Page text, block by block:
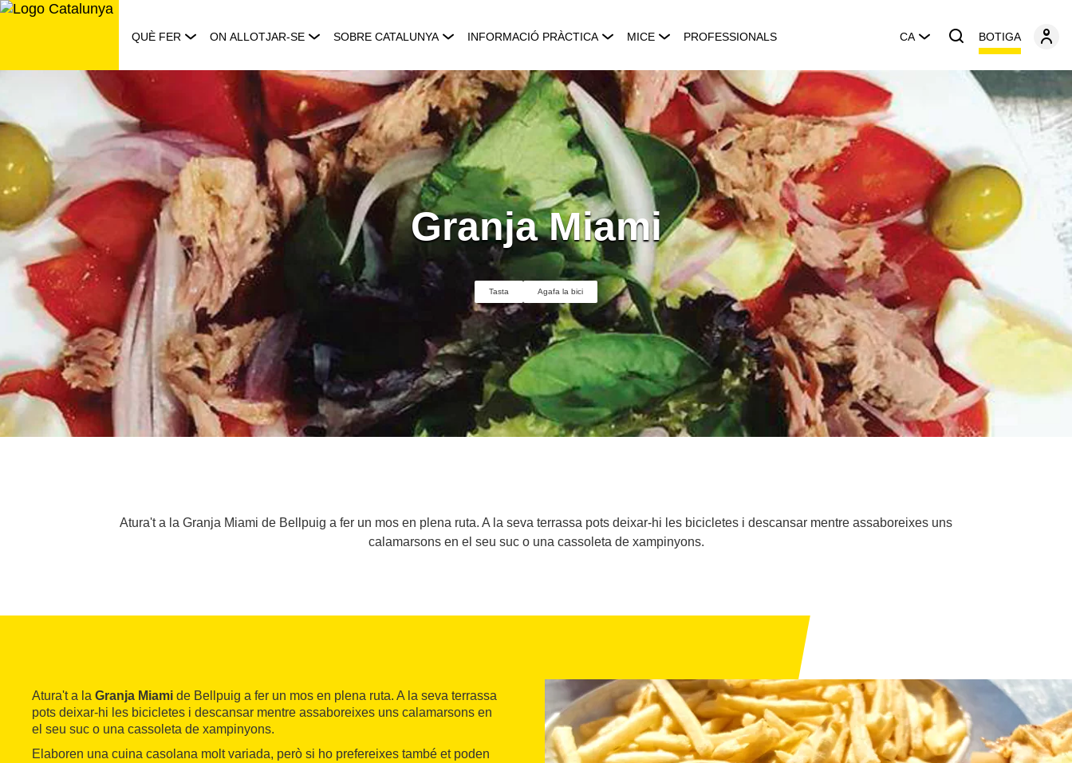
Saltar
QUÈ FER ON ALLOTJAR-SE SOBRE CATALUNYA INFORMACIÓ PRÀCTICA MICE PROFESSIONALS CA BOTIGA
Granja Miami
Tasta Agafa la bici
Atura't a la Granja Miami de Bellpuig a fer un mos en plena ruta. A la seva terrassa pots deixar-hi les bicicletes i descansar mentre assaboreixes uns
calamarsons en el seu suc o una cassoleta de xampinyons.
Atura't a la Granja Miami de Bellpuig a fer un mos en plena ruta. A la seva terrassa
pots deixar-hi les bicicletes i descansar mentre assaboreixes uns calamarsons en
el seu suc o una cassoleta de xampinyons.
Elaboren una cuina casolana molt variada, però si ho prefereixes també et poden